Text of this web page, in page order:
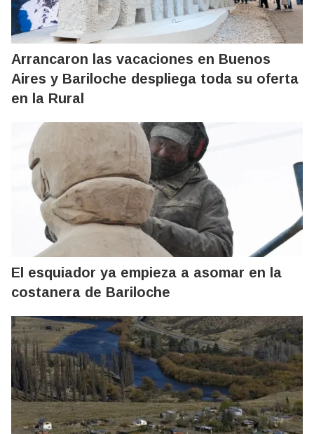
Arrancaron las vacaciones en Buenos
Aires y Bariloche despliega toda su oferta
en la Rural
El esquiador ya empieza a asomar en la
costanera de Bariloche